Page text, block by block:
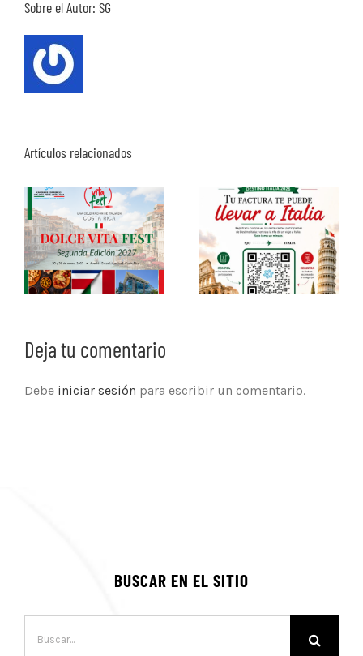
Sobre el Autor: SG
Artículos relacionados
Deja tu comentario
Debe iniciar sesión para escribir un comentario.
BUSCAR EN EL SITIO